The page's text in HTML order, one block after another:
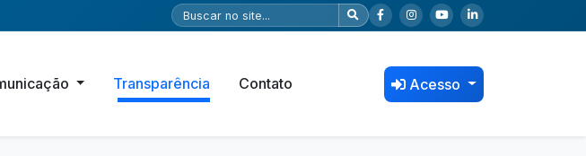
Transparência Contato Acesso